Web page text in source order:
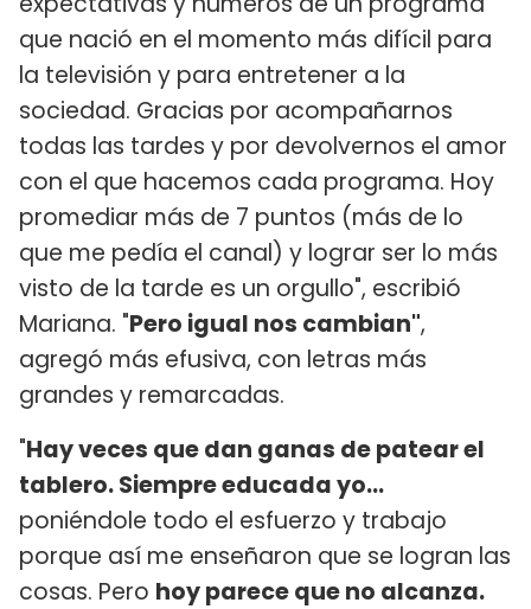
que nació en el momento más difícil para
la televisión y para entretener a la
sociedad. Gracias por acompañarnos
todas las tardes y por devolvernos el amor
con el que hacemos cada programa. Hoy
promediar más de 7 puntos (más de lo
que me pedía el canal) y lograr ser lo más
visto de la tarde es un orgullo", escribió
Mariana. "Pero igual nos cambian",
agregó más efusiva, con letras más
grandes y remarcadas.
"Hay veces que dan ganas de patear el
tablero. Siempre educada yo...
poniéndole todo el esfuerzo y trabajo
porque así me enseñaron que se logran las
cosas. Pero hoy parece que no alcanza.